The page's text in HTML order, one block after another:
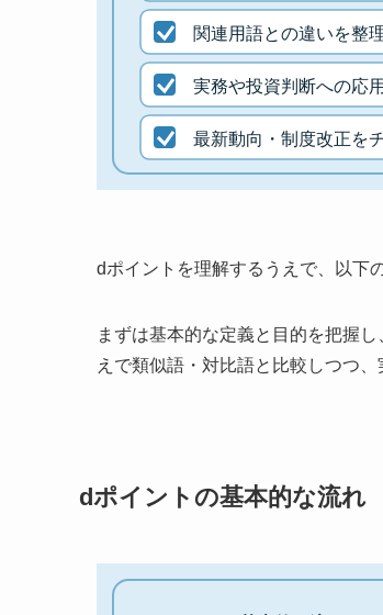
関連用語との違いを整
実務や投資判断への応
最新動向・制度改正を
dポイントを理解するうえで、以下
まずは基本的な定義と目的を把握
えで類似語・対比語と比較しつつ
dポイントの基本的な流れ